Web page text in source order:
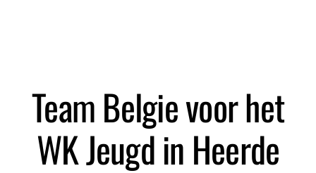
Team Belgie voor het
WK Jeugd in Heerde